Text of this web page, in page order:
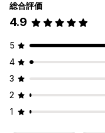
インポートとエクスポート
カスタムリクエスト
商品閲覧回数
エンゲージメント追跡
総合評価
4.9
5
4
3
2
1